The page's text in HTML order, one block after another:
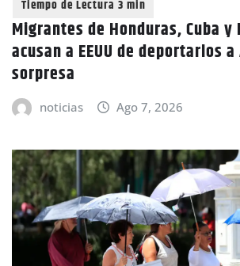
Migrantes de Honduras, Cuba y
acusan a EEUU de deportarlos
sorpresa
noticias Ago 7, 2026